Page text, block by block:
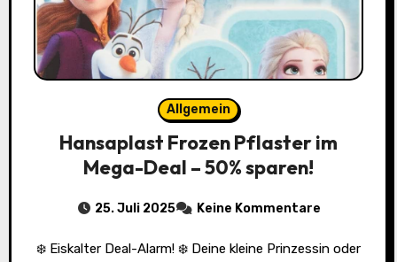
Allgemein
Hansaplast Frozen Pflaster im
Mega-Deal – 50% sparen!
25. Juli 2025 Keine Kommentare
❄️ Eiskalter Deal-Alarm! ❄️ Deine kleine Prinzessin oder